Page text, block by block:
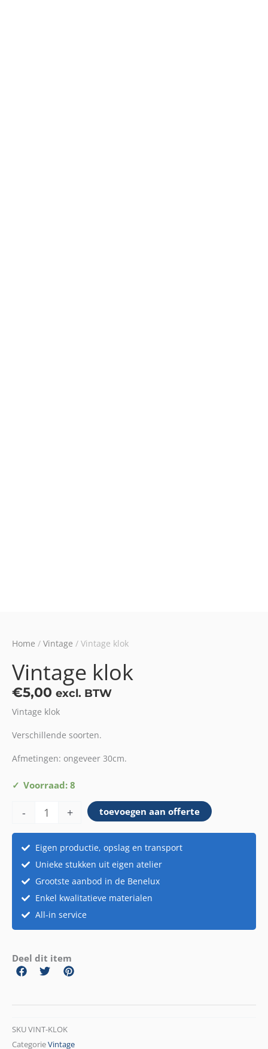
Home / Vintage / Vintage klok
Vintage klok
€5,00 excl. BTW
Vintage klok
Verschillende soorten.
Afmetingen: ongeveer 30cm.
Voorraad: 8
-
Vintage
aantal
+ toevoegen aan offerte
Eigen productie, opslag en transport
Unieke stukken uit eigen atelier
Grootste aanbod in de Benelux
Enkel kwalitatieve materialen
All-in service
Deel dit item
SKUVINT-KLOK
CategorieVintage